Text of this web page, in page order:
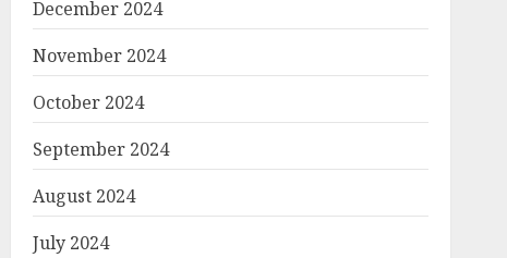
December 2024
November 2024
October 2024
September 2024
August 2024
July 2024